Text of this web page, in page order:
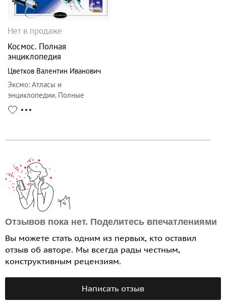
Нет в продаже
Космос. Полная
энциклопедия
Цветков Валентин Иванович
Эксмо: Атласы и
энциклопедии. Полные
энциклопедии
Отзывов пока нет. Поделитесь впечатлениями
Вы можете стать одним из первых, кто оставил
отзыв об авторе. Мы всегда рады честным,
конструктивным рецензиям.
Написать отзыв